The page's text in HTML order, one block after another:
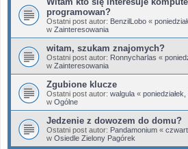
programowan?
Ostatni post autor: BenzilLobo «
w Zainteresowania
witam, szukam znajomych?
Ostatni post autor: Ronnycharlas «
w Zainteresowania
Zgubione klucze
Ostatni post autor: walgula «
w Ogólne
Jedzenie z dowozem do domu?
Ostatni post autor: Pandamonium «
w Osiedle Zielony Pagórek